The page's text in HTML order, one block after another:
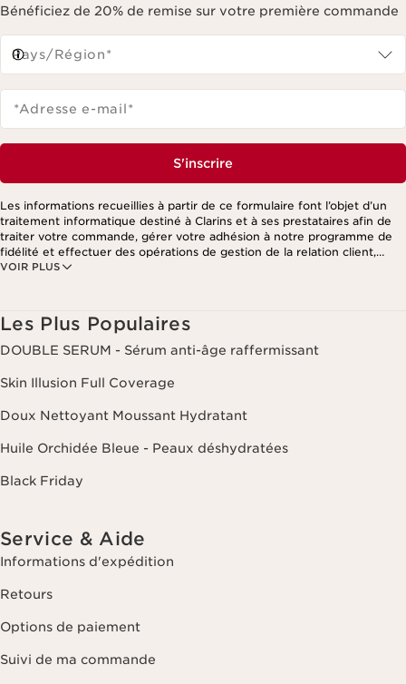
Bénéficiez de 20% de remise sur votre première commande
Pays/Région*
*Adresse e-mail*
S'inscrire
VOIR PLUS
Les informations recueillies à partir de ce formulaire font l’objet d’un
traitement informatique destiné à Clarins et à ses prestataires afin de
traiter votre commande, gérer votre adhésion à notre programme de
fidélité et effectuer des opérations de gestion de la relation client,
notamment pour vous adresser des offres personnalisées en fonction
Les Plus Populaires
DOUBLE SERUM - Sérum anti-âge raffermissant
Skin Illusion Full Coverage
Doux Nettoyant Moussant Hydratant
Huile Orchidée Bleue - Peaux déshydratées
Black Friday
Service & Aide
Informations d'expédition
Retours
Options de paiement
Suivi de ma commande